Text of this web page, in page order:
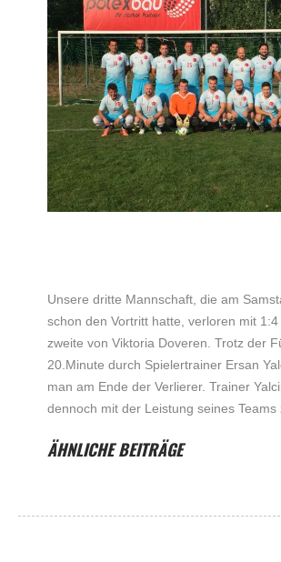
Unsere dritte Mannschaft, die am
schon den Vortritt hatte, verloren mit
zweite von Viktoria Doveren. Trotz der
20.Minute durch Spielertrainer Ersan
man am Ende der Verlierer. Trainer
dennoch mit der Leistung seines Teams
ÄHNLICHE BEITRÄGE